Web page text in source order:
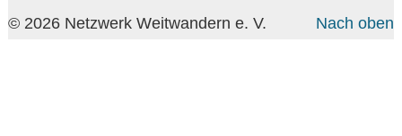
Nach oben
© 2026 Netzwerk Weitwandern e. V.